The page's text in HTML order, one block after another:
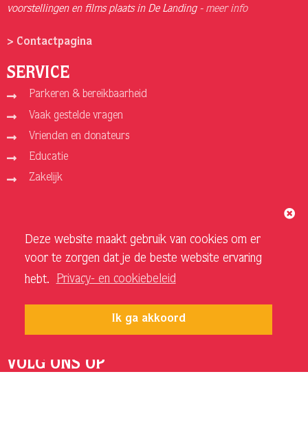
Deze website maakt gebruik van cookies om er
voor te zorgen dat je de beste website ervaring
hebt.
Privacy- en cookiebeleid
Ik ga akkoord
voorstellingen en films plaats in De Landing - meer info
> Contactpagina
SERVICE
Parkeren & bereikbaarheid
Vaak gestelde vragen
Vrienden en donateurs
Educatie
Zakelijk
Over ons
Vacatures
Privacy- en cookiebeleid
Sponsoren en adverteerders
VOLG ONS OP